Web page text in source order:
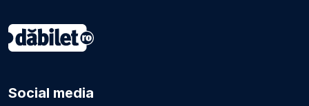
Social media